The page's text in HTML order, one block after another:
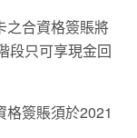
之合資格簽賬將
段只可享現金回
格簽賬須於2021